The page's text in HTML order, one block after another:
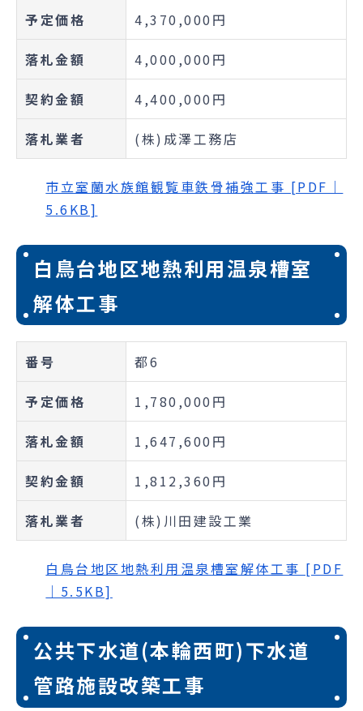
予定価格 4,370,000円
落札金額 4,000,000円
契約金額 4,400,000円
落札業者 (株)成澤工務店
市立室蘭水族館観覧車鉄骨補強工事 [PDF｜
5.6KB]
白鳥台地区地熱利用温泉槽室
解体工事
番号 都6
予定価格 1,780,000円
落札金額 1,647,600円
契約金額 1,812,360円
落札業者 (株)川田建設工業
白鳥台地区地熱利用温泉槽室解体工事 [PDF
｜5.5KB]
公共下水道(本輪西町)下水道
管路施設改築工事